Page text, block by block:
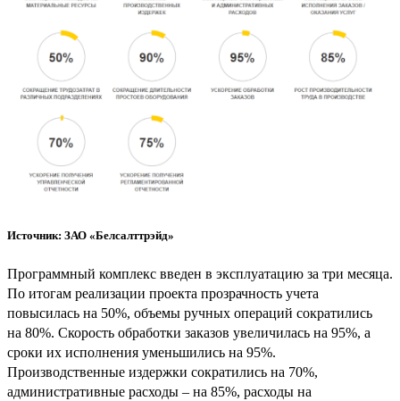
Источник: ЗАО «Белсалттрэйд»
Программный комплекс введен в эксплуатацию за три месяца.
По итогам реализации проекта прозрачность учета
повысилась на 50%, объемы ручных операций сократились
на 80%. Скорость обработки заказов увеличилась на 95%, а
сроки их исполнения уменьшились на 95%.
Производственные издержки сократились на 70%,
административные расходы – на 85%, расходы на